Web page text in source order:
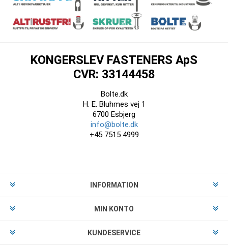
KONGERSLEV FASTENERS ApS
CVR: 33144458
Bolte.dk
H. E. Bluhmes vej 1
6700 Esbjerg
info@bolte.dk
+45 7515 4999
INFORMATION
MIN KONTO
KUNDESERVICE